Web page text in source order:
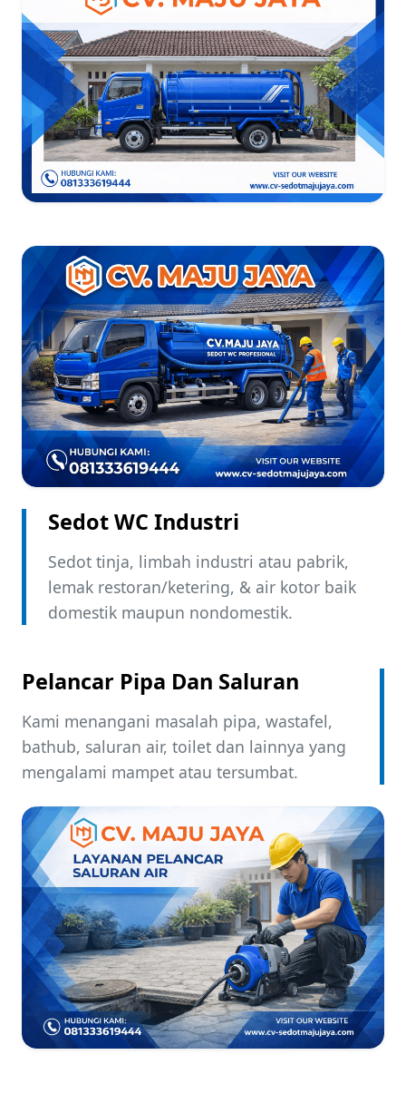
Sedot WC Industri ​
Sedot tinja, limbah industri atau pabrik,
lemak restoran/ketering, & air kotor baik
domestik maupun nondomestik.
Pelancar Pipa Dan Saluran
Kami menangani masalah pipa, wastafel,
bathub, saluran air, toilet dan lainnya yang
mengalami mampet atau tersumbat.